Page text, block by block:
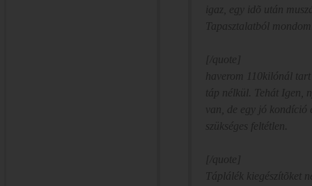
igaz, egy idõ után
Tapasztalatból
[/quote]
haverom 110kilónál
táp nélkül. Tehát Igen,
van, de egy jó kondíció
szükséges feltétlen.
[/quote]
Táplálék kiegészítõket